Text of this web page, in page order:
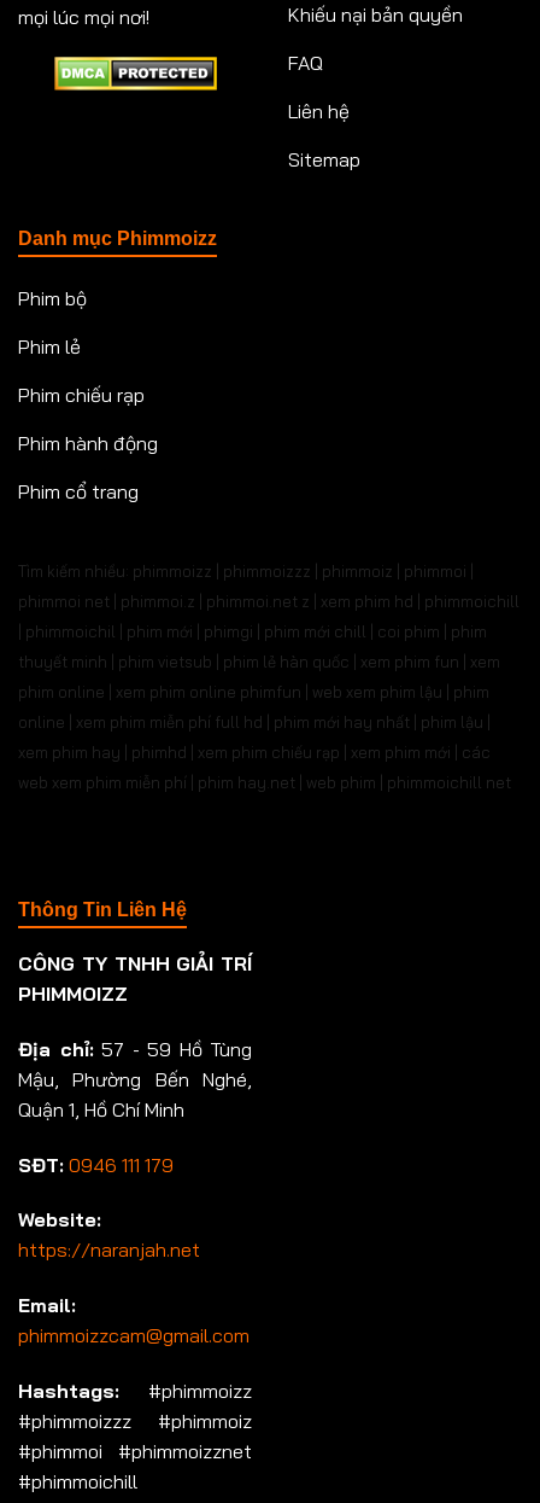
mọi lúc mọi nơi!
Khiếu nại bản quyền
FAQ
Liên hệ
Sitemap
Danh mục Phimmoizz
Phim bộ
Phim lẻ
Phim chiếu rạp
Phim hành động
Phim cổ trang
Tìm kiếm nhiều: phimmoizz | phimmoizzz | phimmoiz | phimmoi |
phimmoi net | phimmoi.z | phimmoi.net z | xem phim hd | phimmoichill
| phimmoichil | phim mới | phimgi | phim mới chill | coi phim | phim
thuyết minh | phim vietsub | phim lẻ hàn quốc | xem phim fun | xem
phim online | xem phim online phimfun | web xem phim lậu | phim
online | xem phim miễn phí full hd | phim mới hay nhất | phim lậu |
xem phim hay | phimhd | xem phim chiếu rạp | xem phim mới | các
web xem phim miễn phí | phim hay.net | web phim | phimmoichill net
Thông Tin Liên Hệ
CÔNG TY TNHH GIẢI TRÍ
PHIMMOIZZ
Địa chỉ:57 - 59 Hồ Tùng
Mậu, Phường Bến Nghé,
Quận 1, Hồ Chí Minh
SĐT: 0946 111 179
Website:
https://naranjah.net
Email:
phimmoizzcam@gmail.com
Hashtags: #phimmoizz
#phimmoizzz #phimmoiz
#phimmoi #phimmoizznet
#phimmoichill